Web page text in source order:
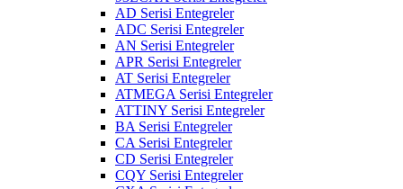
AD Serisi Entegreler
ADC Serisi Entegreler
AN Serisi Entegreler
APR Serisi Entegreler
AT Serisi Entegreler
ATMEGA Serisi Entegreler
ATTINY Serisi Entegreler
BA Serisi Entegreler
CA Serisi Entegreler
CD Serisi Entegreler
CQY Serisi Entegreler